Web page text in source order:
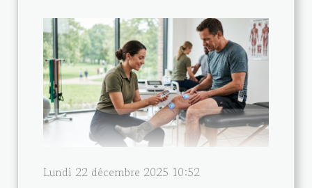
Lundi 22 décembre 2025 10:52